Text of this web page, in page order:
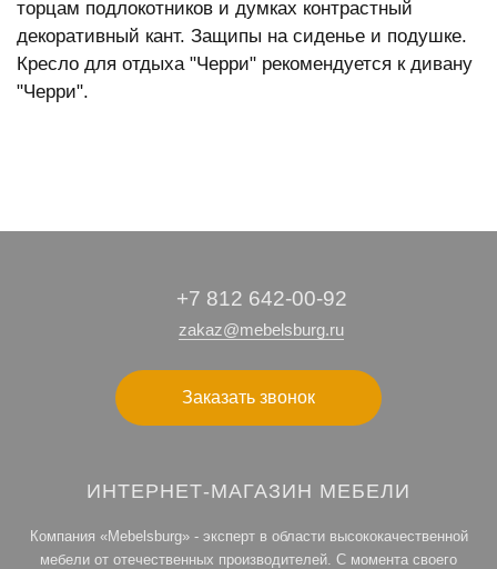
торцам подлокотников и думках контрастный
декоративный кант. Защипы на сиденье и подушке.
Кресло для отдыха "Черри" рекомендуется к дивану
"Черри".
+7 812 642-00-92
zakaz@mebelsburg.ru
Заказать звонок
ИНТЕРНЕТ-МАГАЗИН МЕБЕЛИ
Компания «Mebelsburg» - эксперт в области высококачественной
мебели от отечественных производителей. С момента своего